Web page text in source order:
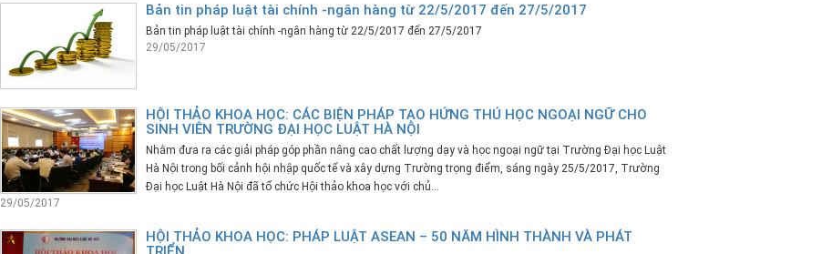
Bản tin pháp luật tài chính -ngân hàng từ 22/5/2017 đến 27/5/2017
Bản tin pháp luật tài chính -ngân hàng từ 22/5/2017 đến 27/5/2017
29/05/2017
HỘI THẢO KHOA HỌC: CÁC BIỆN PHÁP TẠO HỨNG THÚ HỌC NGOẠI NGỮ CHO
SINH VIÊN TRƯỜNG ĐẠI HỌC LUẬT HÀ NỘI
Nhằm đưa ra các giải pháp góp phần nâng cao chất lượng dạy và học ngoại ngữ tại Trường Đại học Luật
Hà Nội trong bối cảnh hội nhập quốc tế và xây dựng Trường trọng điểm, sáng ngày 25/5/2017, Trường
Đại học Luật Hà Nội đã tổ chức Hội thảo khoa học với chủ...
29/05/2017
HỘI THẢO KHOA HỌC: PHÁP LUẬT ASEAN – 50 NĂM HÌNH THÀNH VÀ PHÁT